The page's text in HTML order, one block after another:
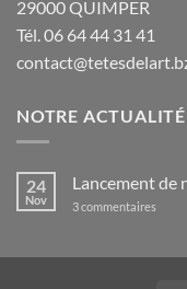
29000 QUIMPER
Tél. 06 64 44 31 41
NOTRE ACTUALITÉ
24
Nov
Lancement de
3 commentaires